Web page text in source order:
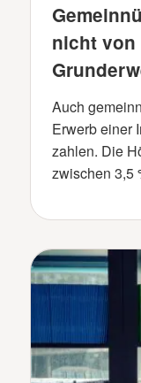
nicht von
Auch
Erwerb einer
zahlen. Die
zwischen 3,5